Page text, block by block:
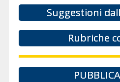
Suggestioni
Rubriche